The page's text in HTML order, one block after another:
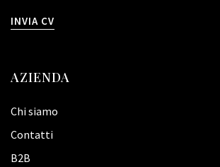
INVIA CV
AZIENDA
Chi siamo
Contatti
B2B